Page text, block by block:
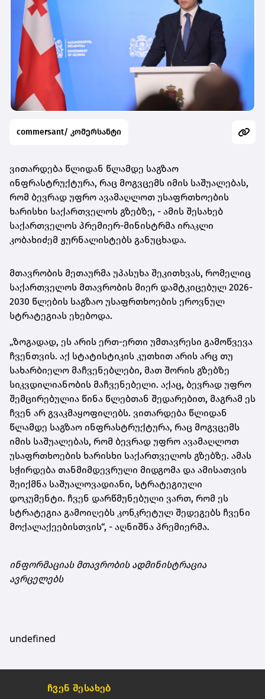
commersant/ კომერსანტი
ვითარდება წლიდან წლამდე საგზაო
ინფრასტრუქტურა, რაც მოგვცემს იმის საშუალებას,
რომ ბევრად უფრო ავამაღლოთ უსაფრთხოების
ხარისხი საქართველოს გზებზე, - ამის შესახებ
საქართველოს პრემიერ-მინისტრმა ირაკლი
კობახიძემ ჟურნალისტებს განუცხადა.
მთავრობის მეთაურმა უპასუხა შეკითხვას, რომელიც
საქართველოს მთავრობის მიერ დამტკიცებულ 2026-
2030 წლების საგზაო უსაფრთხოების ეროვნულ
სტრატეგიას ეხებოდა.
„ზოგადად, ეს არის ერთ-ერთი უმთავრესი გამოწვევა
ჩვენთვის. აქ სტატისტიკის კუთხით არის არც თუ
სახარბიელო მაჩვენებლები, მათ შორის გზებზე
სიკვდილიანობის მაჩვენებელი. აქაც, ბევრად უფრო
შემცირებულია წინა წლებთან შედარებით, მაგრამ ეს
ჩვენ არ გვაკმაყოფილებს. ვითარდება წლიდან
წლამდე საგზაო ინფრასტრუქტურა, რაც მოგვცემს
იმის საშუალებას, რომ ბევრად უფრო ავამაღლოთ
უსაფრთხოების ხარისხი საქართველოს გზებზე. ამას
სჭირდება თანმიმდევრული მიდგომა და ამისათვის
შეიქმნა საშუალოვადიანი, სტრატეგიული
დოკუმენტი. ჩვენ დარწმუნებული ვართ, რომ ეს
სტრატეგია გამოიღებს კონკრეტულ შედეგებს ჩვენი
მოქალაქეებისთვის“, - აღნიშნა პრემიერმა.
ინფორმაციას მთავრობის ადმინისტრაცია
ავრცელებს
undefined
ჩვენ შესახებ